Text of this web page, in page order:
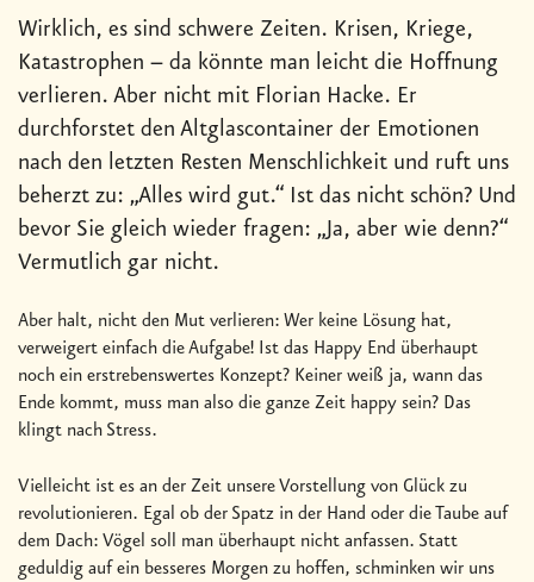
Wirklich, es sind schwere Zeiten. Krisen, Kriege,
Katastrophen – da könnte man leicht die Hoffnung
verlieren. Aber nicht mit Florian Hacke. Er
durchforstet den Altglascontainer der Emotionen
nach den letzten Resten Menschlichkeit und ruft uns
beherzt zu: „Alles wird gut.“ Ist das nicht schön? Und
bevor Sie gleich wieder fragen: „Ja, aber wie denn?“
Vermutlich gar nicht.
Aber halt, nicht den Mut verlieren: Wer keine Lösung hat,
verweigert einfach die Aufgabe! Ist das Happy End überhaupt
noch ein erstrebenswertes Konzept? Keiner weiß ja, wann das
Ende kommt, muss man also die ganze Zeit happy sein? Das
klingt nach Stress.
Vielleicht ist es an der Zeit unsere Vorstellung von Glück zu
revolutionieren. Egal ob der Spatz in der Hand oder die Taube auf
dem Dach: Vögel soll man überhaupt nicht anfassen. Statt
geduldig auf ein besseres Morgen zu hoffen, schminken wir uns